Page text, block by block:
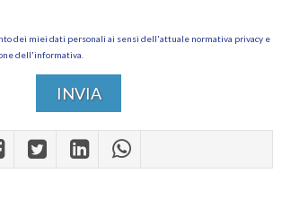
dei miei dati personali ai sensi dell'attuale normativa privacy e
dell'informativa.